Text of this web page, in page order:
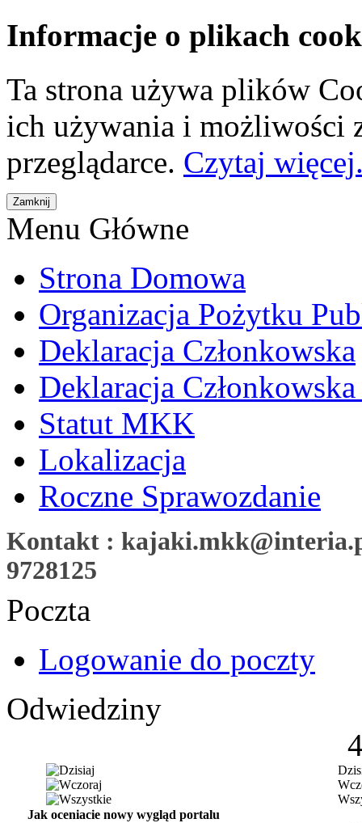
Informacje o plikach
Ta strona używa plików
ich używania i możliwości
przeglądarce. Czytaj
Menu Główne
Strona Domowa
Organizacja Pożytku
Deklaracja Członkowska
Deklaracja
Statut MKK
Lokalizacja
Roczne Sprawozdanie
Kontakt :
9728125
Poczta
Logowanie do poczty
Odwiedziny
Jak oceniacie nowy wygląd portalu